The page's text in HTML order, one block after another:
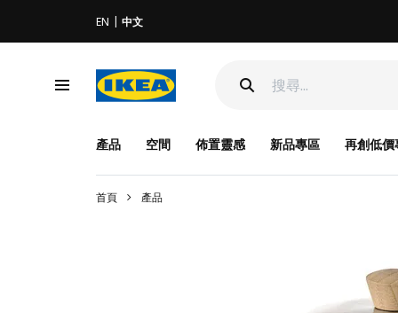
EN 中文
產品 空間 佈置靈感 新品專區 再創低價
首頁 產品